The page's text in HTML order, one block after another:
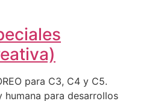
para C3, C4 y C5.
para desarrollos